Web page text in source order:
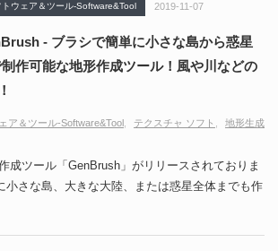
er向けAIエージェン
CGMatter
トウェア＆ツール-Software&Tool 2019-11-07
- ブラシで簡単に小さな島から惑星
制作可能な地形作成ツール！風や川などの
ア＆ツール-Software&Tool テクスチャ ソフト
地形生成
成ツール「GenBrush」がリリースされておりま
小さな島、大きな大陸、または惑星全体までも作